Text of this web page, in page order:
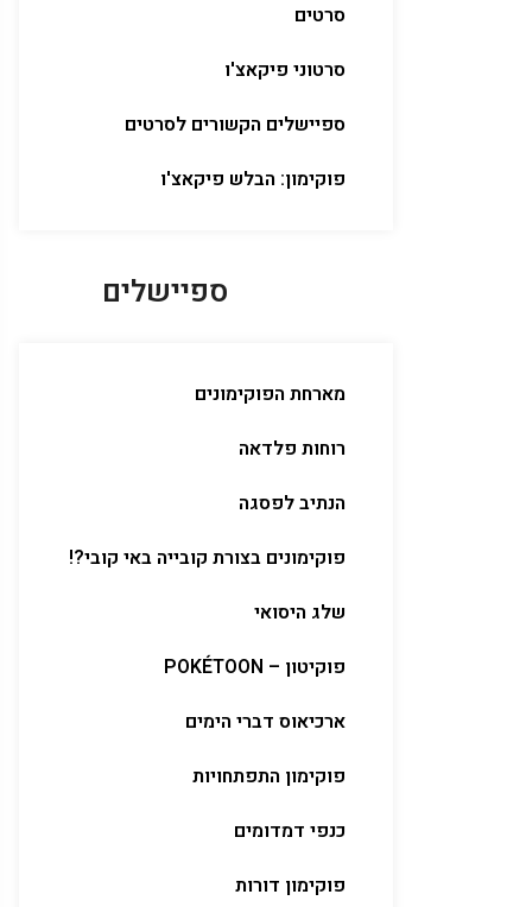
סרטים
סרטוני פיקאצ'ו
ספיישלים הקשורים לסרטים
פוקימון: הבלש פיקאצ'ו
ספיישלים
מארחת הפוקימונים
רוחות פלדאה
הנתיב לפסגה
פוקימונים בצורת קובייה באי קובי?!
שלג היסואי
פוקיטון – POKÉTOON
ארכיאוס דברי הימים
פוקימון התפתחויות
כנפי דמדומים
פוקימון דורות